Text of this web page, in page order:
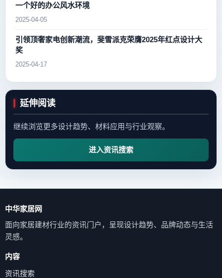
一个好的办公风水环境
2025-04-05
引领顶奢家电创新潮流，斐雪派克荣膺2025年红点设计大
奖
2025-04-17
延伸阅读
继续浏览更多设计趋势、材料应用与行业观察。
进入资讯搜索
中华家居网
面向家居建材行业的资讯门户，呈现设计趋势、品牌动态与生活
灵感。
内容
资讯搜索